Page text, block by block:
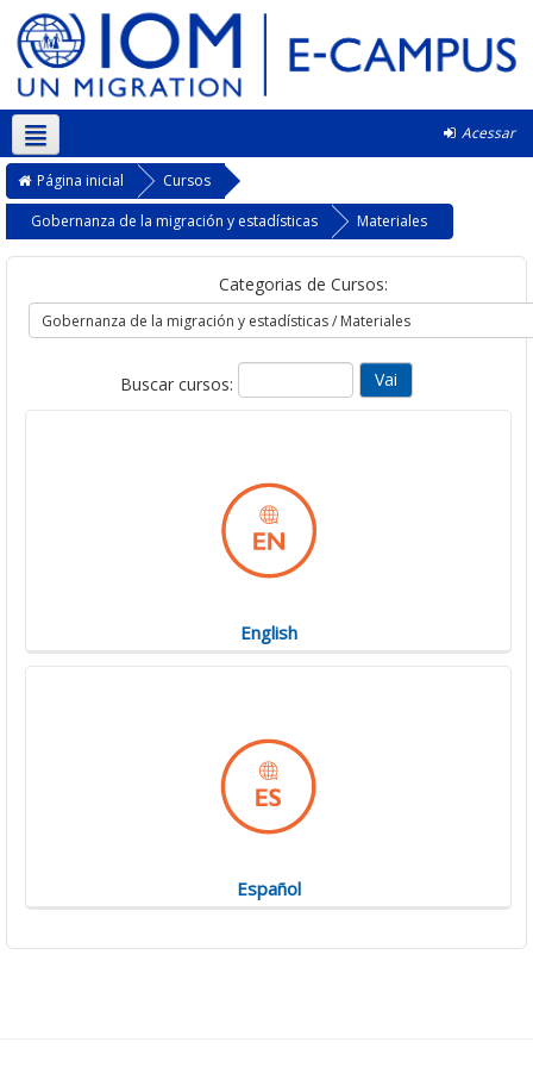
Acessar
Português - Brasil ‎(pt_br)‎
Página inicial
Cursos
Gobernanza de la migración y estadísticas
Materiales
Categorias de Cursos:
Buscar cursos:
English
Español